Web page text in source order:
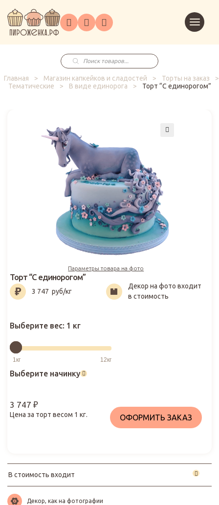
ГлавнаяКаталог
на
заказ
Праздники
Корпоративным
клиентам
в
корзину
Поиск
товаров
Главная
> Магазин капкейков и сладостей > Торты на заказ
>
Тематические
> В виде единорога > Торт “С единорогом”
Параметры товара на фото
3 747₽
Торт “С единорогом”
3 747 руб/кг
Декор на фото входит
в стоимость
Выберите вес: 1 кг
Выберите начинку
3 747 ₽
Цена за торт весом 1 кг. ОФОРМИТЬ ЗАКАЗ
В стоимость входит
Декор, как на фотографии